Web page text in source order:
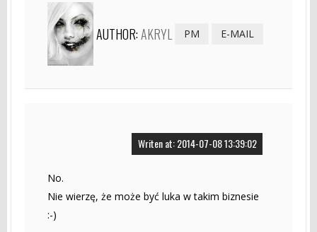
AUTHOR:AKRYL PM E-MAIL
Writen at: 2014-07-08 13:39:02
No.
Nie wierzę, że może być luka w takim biznesie
:-)